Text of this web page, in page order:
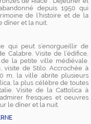
depuis 1950 qui
de l’histoire et de la
dîner et la nuit.
qui peut s’enorgueillir de
Calabre. Visite de l’édifice,
la petite ville médiévale.
visite de Stilo. Accrochée à
m, la ville abrite plusieurs
la plus célèbre de toutes
Visite de la Cattolica à
fresques et oeuvres
le dîner et la nuit.